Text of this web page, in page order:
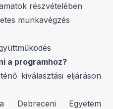
részvételében
munkavégzés
a programhoz?
kiválasztási eljáráson
Egyetem